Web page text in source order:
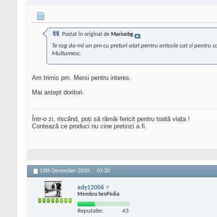
Postat în original de Mariusbg
Te rog da-mi un pm cu preturi atat pentru articole cat si pentru
Multumesc.
Am trimis pm. Mersi pentru interes.
Mai astept doritori.
Într-o zi, riscând, poți să rămâi fericit pentru toată viața !
Contează ce produci nu cine pretinzi a fi.
13th December 2010, 01:20
edy12006
Membru SeoPedia
Reputatie: 43